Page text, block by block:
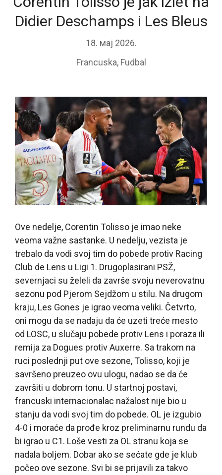
Didier Deschamps i Les Bleus
18. мај 2026.
Francuska, Fudbal
Ove nedelje, Corentin Tolisso je imao neke
veoma važne sastanke. U nedelju, vezista je
trebalo da vodi svoj tim do pobede protiv Racing
Club de Lens u Ligi 1. Drugoplasirani PSŽ,
severnjaci su želeli da završe svoju neverovatnu
sezonu pod Pjerom Sejdžom u stilu. Na drugom
kraju, Les Gones je igrao veoma veliki. Četvrto,
oni mogu da se nadaju da će uzeti treće mesto
od LOSC, u slučaju pobede protiv Lens i poraza ili
remija za Dogues protiv Auxerre. Sa trakom na
ruci poslednji put ove sezone, Tolisso, koji je
savršeno preuzeo ovu ulogu, nadao se da će
završiti u dobrom tonu. U startnoj postavi,
francuski internacionalac nažalost nije bio u
stanju da vodi svoj tim do pobede. OL je izgubio
4-0 i moraće da prođe kroz preliminarnu rundu da
bi igrao u C1. Loše vesti za OL stranu koja se
nadala boljem. Dobar ako se sećate gde je klub
počeo ove sezone. Svi bi se prijavili za takvo